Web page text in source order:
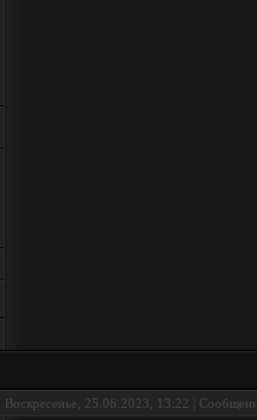
Воскресенье, 25.06.2023, 13:22 |